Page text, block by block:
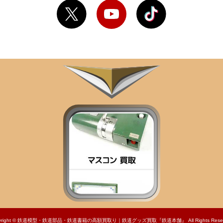
©鉄道模型・鉄道部品・鉄道書籍の高額買取り｜鉄道グッズ買取『鉄道本舗』 All Rights